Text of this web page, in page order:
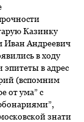
Казинку
Иван Андреевич
в ходу
в адрес
(вспомним
от ума” с
знати